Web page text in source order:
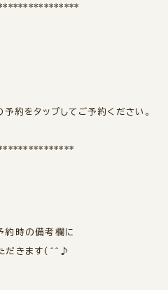
約をタップしてご予約ください。
約時の備考欄に
だきます(^^♪